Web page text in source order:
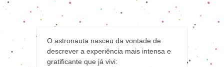
O astronauta nasceu da vontade de
descrever a experiência mais intensa e
gratificante que já vivi: